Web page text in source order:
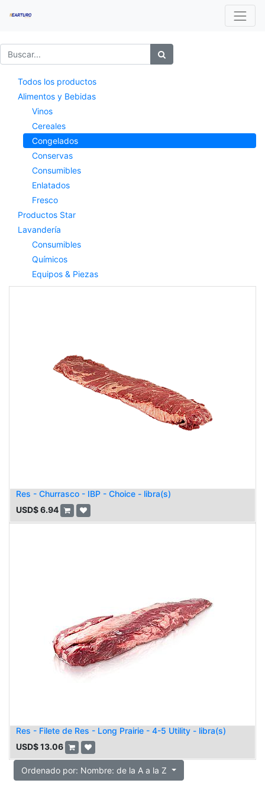
Todos los productos
Alimentos y Bebidas
Vinos
Cereales
Congelados
Conservas
Consumibles
Enlatados
Fresco
Productos Star
Lavandería
Consumibles
Químicos
Equipos & Piezas
Res - Churrasco - IBP - Choice - libra(s)
USD$6.94
Res - Filete de Res - Long Prairie - 4-5 Utility - libra(s)
USD$13.06
Ordenado por: Nombre: de la A a la Z